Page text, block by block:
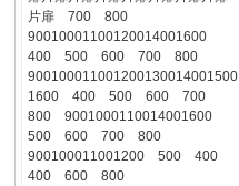
片扉 700 800
90010001100120014001600
400 500 600 700 800
900100011001200130014001500
1600 400 500 600 700
800 9001000110014001600
500 600 700 800
900100011001200 500 400
400 600 800